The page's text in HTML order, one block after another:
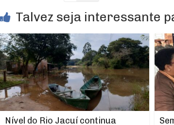
Talvez seja interessante
Nível do Rio Jacuí continua